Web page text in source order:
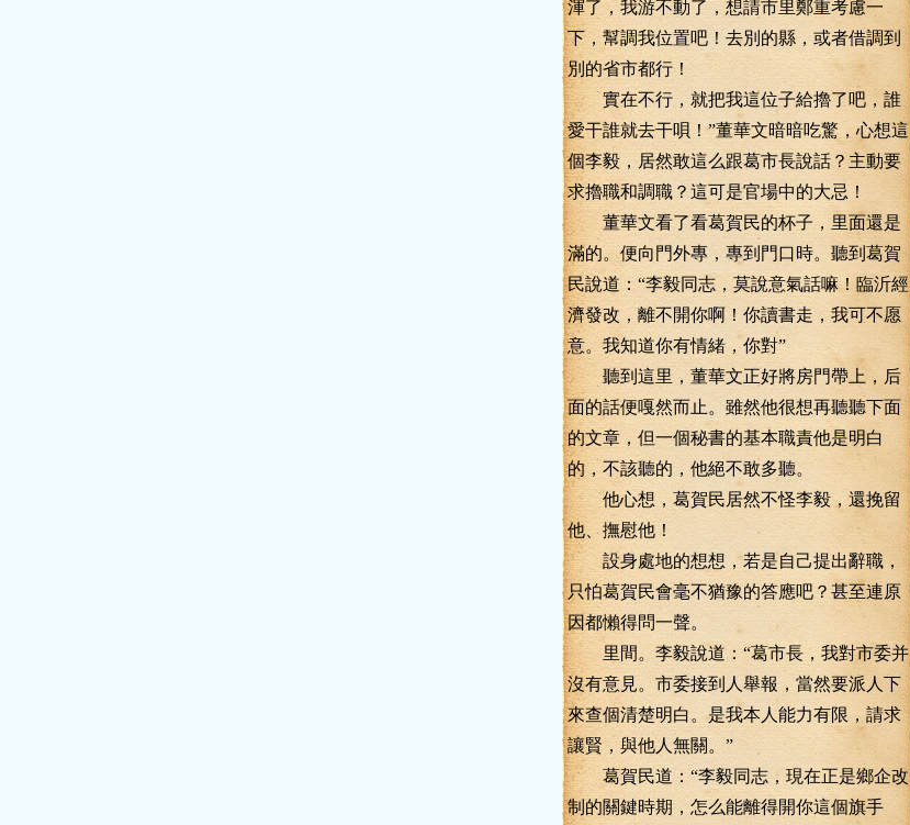
渾了，我游不動了，想請市里鄭重考慮一
下，幫調我位置吧！去別的縣，或者借調到
別的省市都行！
實在不行，就把我這位子給擼了吧，誰
愛干誰就去干唄！”董華文暗暗吃驚，心想這
個李毅，居然敢這么跟葛市長說話？主動要
求擼職和調職？這可是官場中的大忌！
董華文看了看葛賀民的杯子，里面還是
滿的。便向門外專，專到門口時。聽到葛賀
民說道：“李毅同志，莫說意氣話嘛！臨沂經
濟發改，離不開你啊！你讀書走，我可不愿
意。我知道你有情緒，你對”
聽到這里，董華文正好將房門帶上，后
面的話便嘎然而止。雖然他很想再聽聽下面
的文章，但一個秘書的基本職責他是明白
的，不該聽的，他絕不敢多聽。
他心想，葛賀民居然不怪李毅，還挽留
他、撫慰他！
設身處地的想想，若是自己提出辭職，
只怕葛賀民會毫不猶豫的答應吧？甚至連原
因都懶得問一聲。
里間。李毅說道：“葛市長，我對市委并
沒有意見。市委接到人舉報，當然要派人下
來查個清楚明白。是我本人能力有限，請求
讓賢，與他人無關。”
葛賀民道：“李毅同志，現在正是鄉企改
制的關鍵時期，怎么能離得開你這個旗手